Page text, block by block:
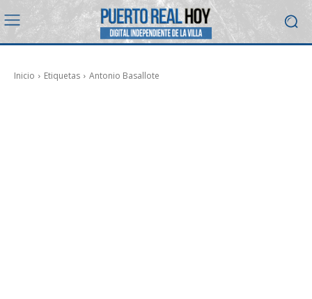
Inicio Etiquetas Antonio Basallote